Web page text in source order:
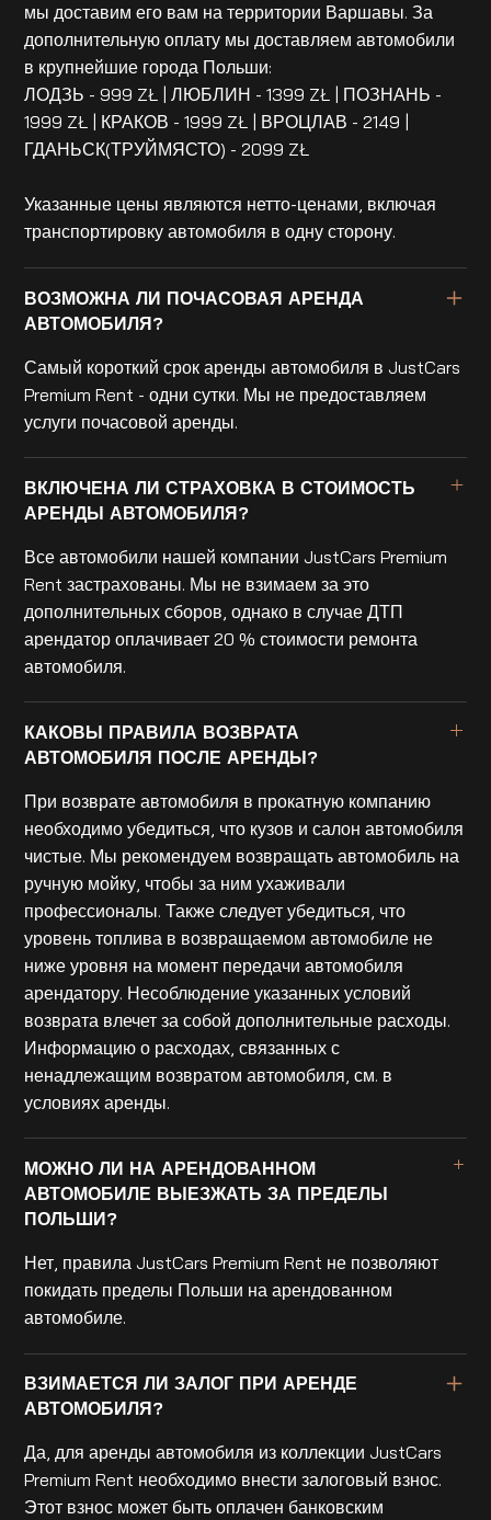
мы доставим его вам на территории Варшавы. За
дополнительную оплату мы доставляем автомобили
в крупнейшие города Польши:
ЛОДЗЬ - 999 ZŁ | ЛЮБЛИН - 1399 ZŁ | ПОЗНАНЬ -
1999 ZŁ | КРАКОВ - 1999 ZŁ | ВРОЦЛАВ - 2149 |
ГДАНЬСК(ТРУЙМЯСТО) - 2099 ZŁ
Указанные цены являются нетто-ценами, включая
транспортировку автомобиля в одну сторону.
ВОЗМОЖНА ЛИ ПОЧАСОВАЯ АРЕНДА
АВТОМОБИЛЯ?
Самый короткий срок аренды автомобиля в JustCars
Premium Rent - одни сутки. Мы не предоставляем
услуги почасовой аренды.
ВКЛЮЧЕНА ЛИ СТРАХОВКА В СТОИМОСТЬ
АРЕНДЫ АВТОМОБИЛЯ?
Все автомобили нашей компании JustCars Premium
Rent застрахованы. Мы не взимаем за это
дополнительных сборов, однако в случае ДТП
арендатор оплачивает 20 % стоимости ремонта
автомобиля.
КАКОВЫ ПРАВИЛА ВОЗВРАТА
АВТОМОБИЛЯ ПОСЛЕ АРЕНДЫ?
При возврате автомобиля в прокатную компанию
необходимо убедиться, что кузов и салон автомобиля
чистые. Мы рекомендуем возвращать автомобиль на
ручную мойку, чтобы за ним ухаживали
профессионалы. Также следует убедиться, что
уровень топлива в возвращаемом автомобиле не
ниже уровня на момент передачи автомобиля
арендатору. Несоблюдение указанных условий
возврата влечет за собой дополнительные расходы.
Информацию о расходах, связанных с
ненадлежащим возвратом автомобиля, см. в
условиях аренды.
МОЖНО ЛИ НА АРЕНДОВАННОМ
АВТОМОБИЛЕ ВЫЕЗЖАТЬ ЗА ПРЕДЕЛЫ
ПОЛЬШИ?
Нет, правила JustCars Premium Rent не позволяют
покидать пределы Польши на арендованном
автомобиле.
ВЗИМАЕТСЯ ЛИ ЗАЛОГ ПРИ АРЕНДЕ
АВТОМОБИЛЯ?
Да, для аренды автомобиля из коллекции JustCars
Premium Rent необходимо внести залоговый взнос.
Этот взнос может быть оплачен банковским